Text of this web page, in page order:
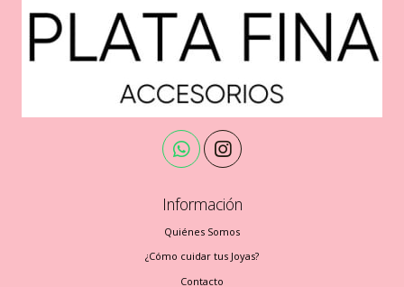
Información
Quiénes Somos
¿Cómo cuidar tus Joyas?
Contacto